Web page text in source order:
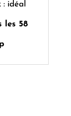
: idéal
les 58